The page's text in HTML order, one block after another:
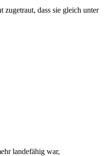
dass sie gleich unter
landefähig war,